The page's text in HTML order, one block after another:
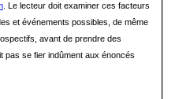
. Le lecteur doit examiner ces facteurs
et événements possibles, de même
avant de prendre des
pas se fier indûment aux énoncés